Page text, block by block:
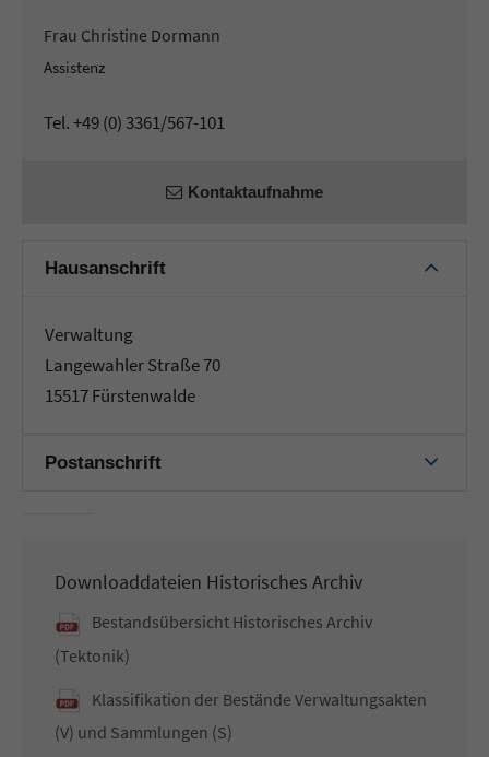
Frau Christine Dormann
Assistenz
Tel. +49 (0) 3361/567-101
Kontaktaufnahme
Hausanschrift
Verwaltung
Langewahler Straße 70
15517 Fürstenwalde
Postanschrift
Downloaddateien Historisches Archiv
Bestandsübersicht Historisches Archiv
(Tektonik)
Klassifikation der Bestände Verwaltungsakten
(V) und Sammlungen (S)